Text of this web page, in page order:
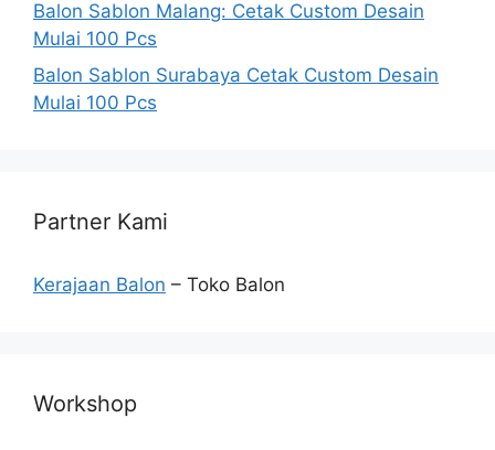
Balon Sablon Malang: Cetak Custom Desain
Mulai 100 Pcs
Balon Sablon Surabaya Cetak Custom Desain
Mulai 100 Pcs
Partner Kami
Kerajaan Balon – Toko Balon
Workshop